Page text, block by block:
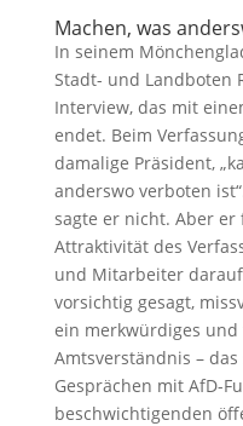
Machen, was
In seinem
Stadt- und Landboten
Interview, das mit
endet. Beim
damalige Präsident,
anderswo verboten
sagte er nicht. Aber
Attraktivität des
und Mitarbeiter
vorsichtig gesagt,
ein merkwürdiges
Amtsverständnis –
Gesprächen mit AfD-
beschwichtigenden